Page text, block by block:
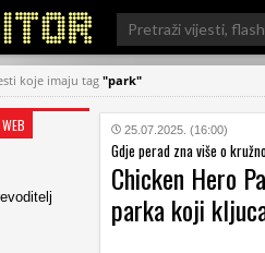
Search
for:
koje imaju tag "park"
25.07.2025. (16:00)
Gdje perad zna više o
Chicken Hero
parka koji